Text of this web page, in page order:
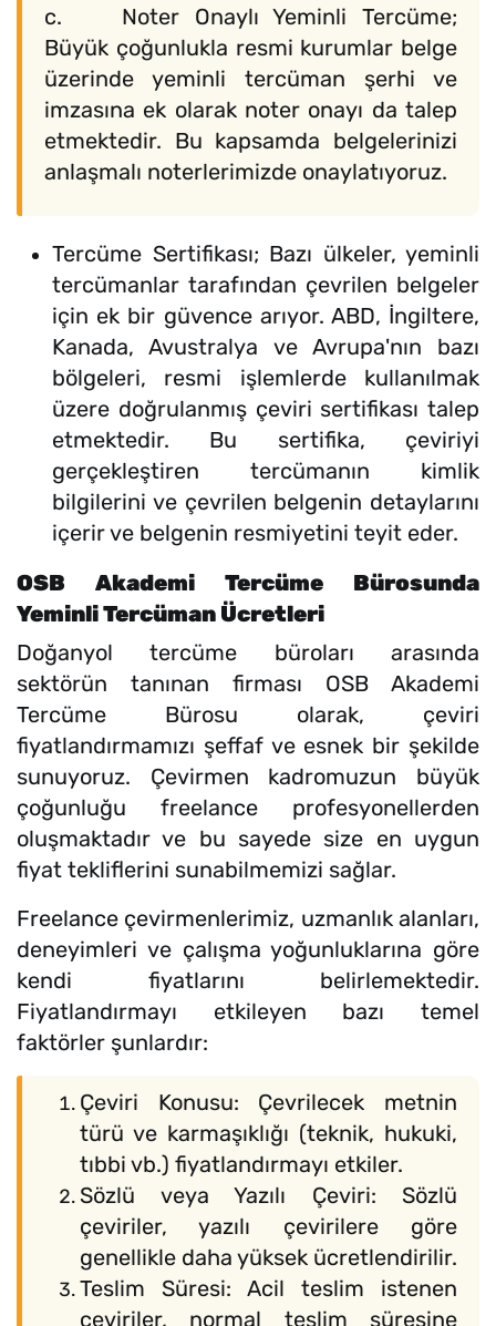
c. Noter Onaylı Yeminli Tercüme;
Büyük çoğunlukla resmi kurumlar belge
üzerinde yeminli tercüman şerhi ve
imzasına ek olarak noter onayı da talep
etmektedir. Bu kapsamda belgelerinizi
anlaşmalı noterlerimizde onaylatıyoruz.
Tercüme Sertifikası; Bazı ülkeler, yeminli
tercümanlar tarafından çevrilen belgeler
için ek bir güvence arıyor. ABD, İngiltere,
Kanada, Avustralya ve Avrupa'nın bazı
bölgeleri, resmi işlemlerde kullanılmak
üzere doğrulanmış çeviri sertifikası talep
etmektedir. Bu sertifika, çeviriyi
gerçekleştiren tercümanın kimlik
bilgilerini ve çevrilen belgenin detaylarını
içerir ve belgenin resmiyetini teyit eder.
OSB Akademi Tercüme Bürosunda
Yeminli Tercüman Ücretleri
Doğanyol tercüme büroları arasında
sektörün tanınan firması OSB Akademi
Tercüme Bürosu olarak, çeviri
fiyatlandırmamızı şeffaf ve esnek bir şekilde
sunuyoruz. Çevirmen kadromuzun büyük
çoğunluğu freelance profesyonellerden
oluşmaktadır ve bu sayede size en uygun
fiyat tekliflerini sunabilmemizi sağlar.
Freelance çevirmenlerimiz, uzmanlık alanları,
deneyimleri ve çalışma yoğunluklarına göre
kendi fiyatlarını belirlemektedir.
Fiyatlandırmayı etkileyen bazı temel
faktörler şunlardır:
Çeviri Konusu: Çevrilecek metnin
türü ve karmaşıklığı (teknik, hukuki,
tıbbi vb.) fiyatlandırmayı etkiler.
Sözlü veya Yazılı Çeviri: Sözlü
çeviriler, yazılı çevirilere göre
genellikle daha yüksek ücretlendirilir.
Teslim Süresi: Acil teslim istenen
çeviriler, normal teslim süresine